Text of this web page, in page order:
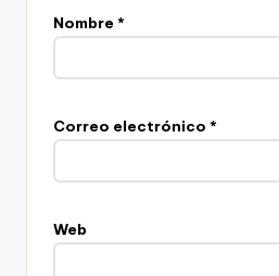
Nombre *
Correo electrónico *
Web